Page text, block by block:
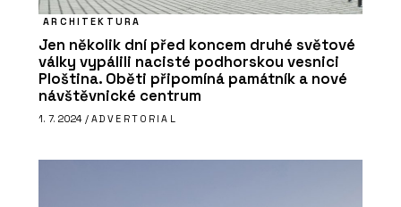
ARCHITEKTURA
Jen několik dní před koncem druhé světové
války vypálili nacisté podhorskou vesnici
Ploština. Oběti připomíná památník a nové
návštěvnické centrum
1. 7. 2024 / ADVERTORIAL